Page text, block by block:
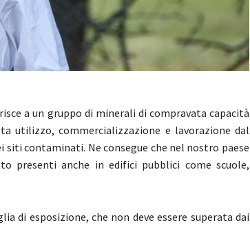
a un gruppo di minerali di compravata capacità
utilizzo, commercializzazione e lavorazione dal
siti contaminati. Ne consegue che nel nostro paese
presenti anche in edifici pubblici come scuole,
di esposizione, che non deve essere superata dai